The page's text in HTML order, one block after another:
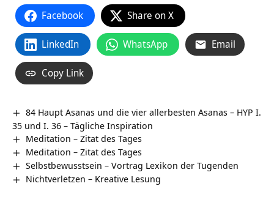
Facebook Share on X
LinkedIn WhatsApp Email
Copy Link
84 Haupt Asanas und die vier allerbesten Asanas – HYP I.
35 und I. 36 – Tägliche Inspiration
Meditation – Zitat des Tages
Meditation – Zitat des Tages
Selbstbewusstsein – Vortrag Lexikon der Tugenden
Nichtverletzen – Kreative Lesung